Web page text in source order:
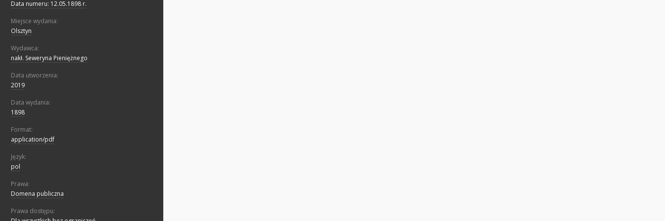
Data numeru: 12.05.1898 r.
Miejsce wydania:
Olsztyn
Wydawca:
nakł. Seweryna Pieniężnego
Data utworzenia:
2019
Data wydania:
1898
Format:
application/pdf
Język:
pol
Prawa:
Domena publiczna
Prawa dostępu: